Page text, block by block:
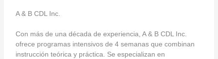
A & B CDL Inc.
Con más de una década de experiencia, A & B CDL Inc.
ofrece programas intensivos de 4 semanas que combinan
instrucción teórica y práctica. Se especializan en